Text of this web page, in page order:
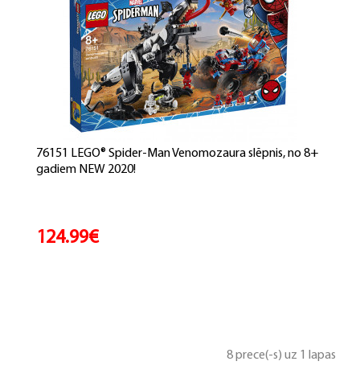
76151 LEGO® Spider-Man Venomozaura slēpnis, no 8+
gadiem NEW 2020!
124.99€
8 prece(-s) uz 1 lapas